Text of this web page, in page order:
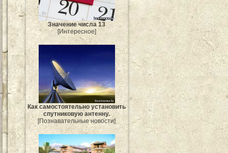
Значение числа 13
[Интересное]
Как самостоятельно установить
спутниковую антенну.
[Познавательные новости]